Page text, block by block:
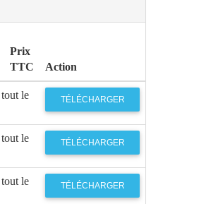
Prix
TTC
Action
le
TÉLÉCHARGER
le
TÉLÉCHARGER
le
TÉLÉCHARGER